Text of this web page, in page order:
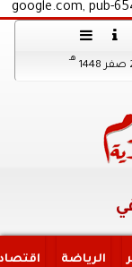
google.com, pub-
هـ
الرياضة